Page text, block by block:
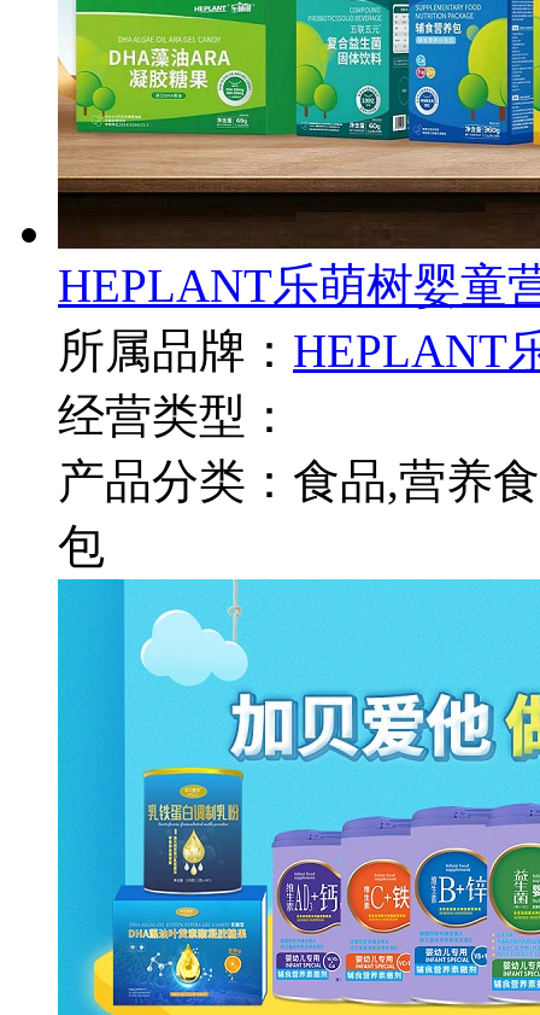
HEPLANT乐萌树婴童
所属品牌： HEPLANT
经营类型：
产品分类：食品,营养
包